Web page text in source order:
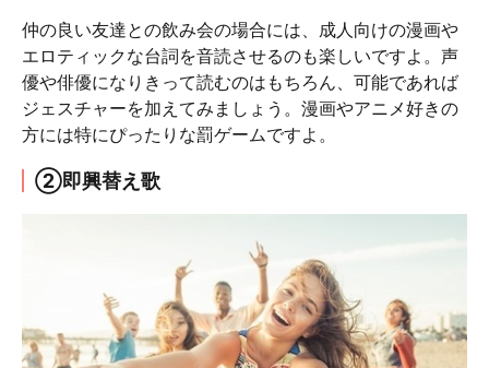
仲の良い友達との飲み会の場合には、成人向けの漫画や
エロティックな台詞を音読させるのも楽しいですよ。声
優や俳優になりきって読むのはもちろん、可能であれば
ジェスチャーを加えてみましょう。漫画やアニメ好きの
方には特にぴったりな罰ゲームですよ。
②即興替え歌